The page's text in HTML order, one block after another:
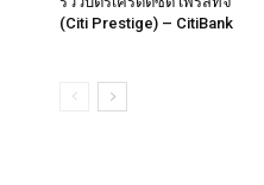
(Citi Prestige) – CitiBank